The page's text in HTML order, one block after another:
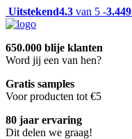
Uitstekend4.3 van 5 -3.449
650.000 blije klanten
Word jij een van hen?
Gratis samples
Voor producten tot €5
80 jaar ervaring
Dit delen we graag!